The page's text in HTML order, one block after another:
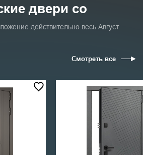
двери со
действительно весь Август
Смотреть все